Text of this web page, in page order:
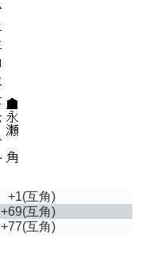
+1(互角)
+69(互角)
+77(互角)